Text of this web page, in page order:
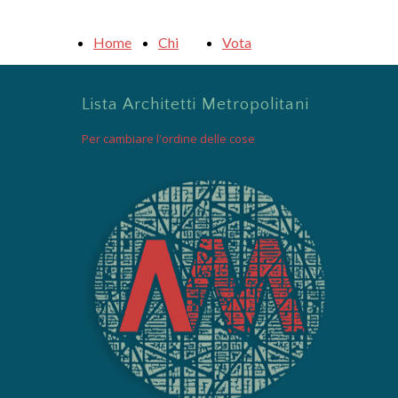
Home Chi Vota
Lista Architetti Metropolitani
Per cambiare l'ordine delle cose